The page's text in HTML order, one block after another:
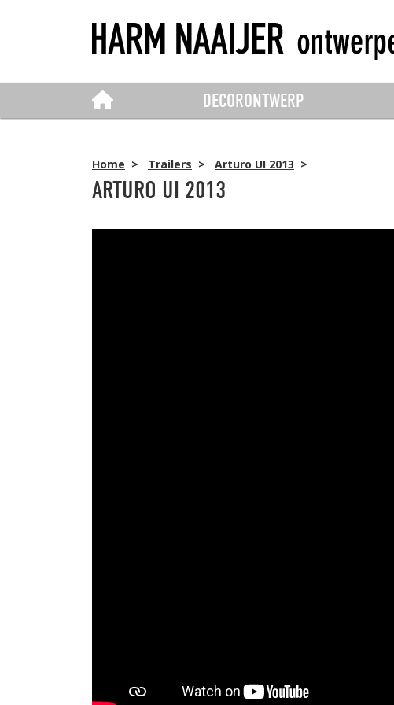
DECORONTWERP
Home > Trailers > Arturo UI 2013 >
ARTURO UI 2013